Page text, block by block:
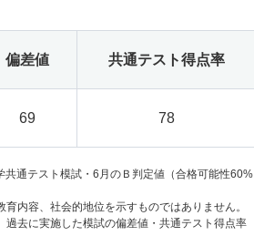
偏差値 共通テスト得点率
69 78
通テスト模試・6月のＢ判定値（合格可能性60%
内容、社会的地位を示すものではありません。
去に実施した模試の偏差値・共通テスト得点率